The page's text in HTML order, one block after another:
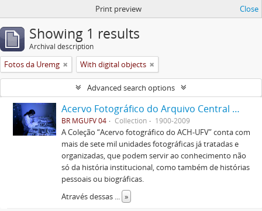
Print preview Close
Showing 1 results
Archival description
Fotos da Uremg With digital objects
Advanced search options
Acervo Fotográfico do Arquivo Central Histórico da UFV
BR MGUFV 04 Collection 1900-2009
A Coleção “Acervo fotográfico do ACH-UFV” conta com
mais de sete mil unidades fotográficas já tratadas e
organizadas, que podem servir ao conhecimento não
só da história institucional, como também de histórias
pessoais ou biográficas.
Através dessas ... »